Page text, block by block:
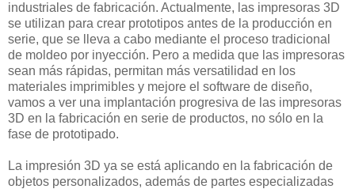
industriales de fabricación. Actualmente, las impresoras 3D
se utilizan para crear prototipos antes de la producción en
serie, que se lleva a cabo mediante el proceso tradicional
de moldeo por inyección. Pero a medida que las impresoras
sean más rápidas, permitan más versatilidad en los
materiales imprimibles y mejore el software de diseño,
vamos a ver una implantación progresiva de las impresoras
3D en la fabricación en serie de productos, no sólo en la
fase de prototipado.
La impresión 3D ya se está aplicando en la fabricación de
objetos personalizados, además de partes especializadas